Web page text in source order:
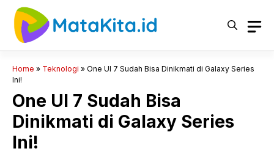
Langsung
Home » Teknologi » One UI 7 Sudah Bisa Dinikmati di Galaxy Series
Ini!
One UI 7 Sudah Bisa
Dinikmati di Galaxy Series
Ini!